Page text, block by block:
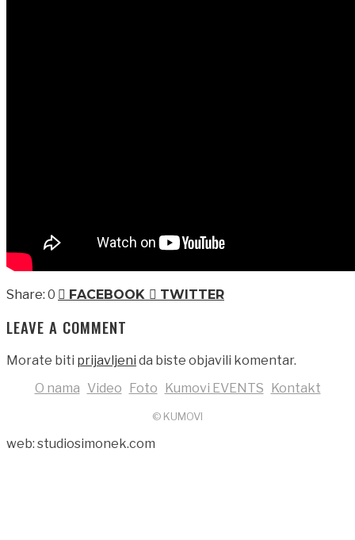
0 FACEBOOK TWITTER
LEAVE A COMMENT
Morate biti prijavljeni da biste objavili komentar.
O nama Video Foto Kumovi EVENTS Kontakt
© KUMOVI
web: studiosimonek.com